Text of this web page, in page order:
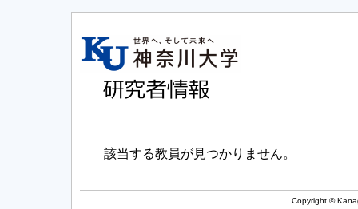
該当する教員が見つかりません。
Copyright ©